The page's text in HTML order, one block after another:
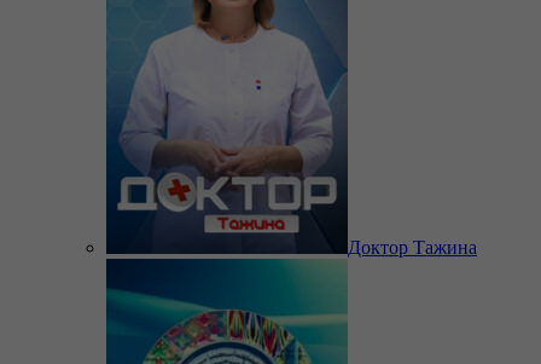
Доктор Тажина